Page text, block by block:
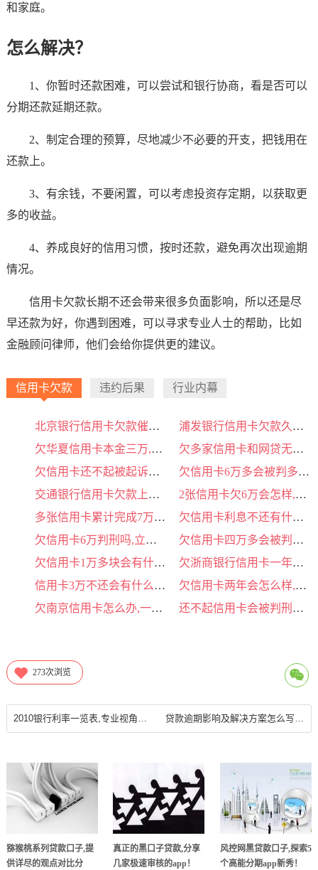
和家庭。
怎么解决？
1、你暂时还款困难，可以尝试和银行协商，看是否可以
分期还款延期还款。
2、制定合理的预算，尽地减少不必要的开支，把钱用在
还款上。
3、有余钱，不要闲置，可以考虑投资存定期，以获取更
多的收益。
4、养成良好的信用习惯，按时还款，避免再次出现逾期
情况。
信用卡欠款长期不还会带来很多负面影响，所以还是尽
早还款为好，你遇到困难，可以寻求专业人士的帮助，比如
金融顾问律师，他们会给你提供更的建议。
信用卡欠款 违约后果 行业内幕
北京银行信用卡欠款催告函模板,揭秘行业内幕速点！
浦发银行信用卡欠款久了会有什么后果吗,详细指南阅读即得！
欠华夏信用卡本金三万,会不会坐牢,疑问全解本文一语道破！
欠多家信用卡和网贷无力偿还自首会怎么样?,立即获取内行见解！
欠信用卡还不起被起诉怎么办呢,完整分析这里读！
欠信用卡6万多会被判多久呢,查看完整解答！
交通银行信用卡欠款上门催收怎么办,必读好文阅读查看！
2张信用卡欠6万会怎样,查看完整解答！
多张信用卡累计完成7万的欠款怎么办理,知识精华一网打尽！
欠信用卡利息不还有什么后果,一起来看看我的观点！
欠信用卡6万判刑吗,立即获取内行见解！
欠信用卡四万多会被判刑吗,专家解答立即了解！
欠信用卡1万多块会有什么后果嘛,绝对涨知识！
欠浙商银行信用卡一年多了还没还,阅读答案揭晓！
信用卡3万不还会有什么后果,阅读答案揭晓！
欠信用卡两年会怎么样,实战派解决关键问题！
欠南京信用卡怎么办,一文读懂复杂问题！
还不起信用卡会被判刑吗多久,阅读答案揭晓！
273次浏览
猕猴桃系列贷款口子,提
供详尽的观点对比分
真正的黑口子贷款,分享
几家极速审核的app！
风控网黑贷款口子,探索5
个高能分期app新秀！